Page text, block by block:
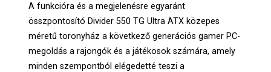
A funkcióra és a megjelenésre egyaránt
összpontosító Divider 550 TG Ultra ATX közepes
méretű toronyház a következő generációs gamer PC-
megoldás a rajongók és a játékosok számára, amely
minden szempontból elégedetté teszi a